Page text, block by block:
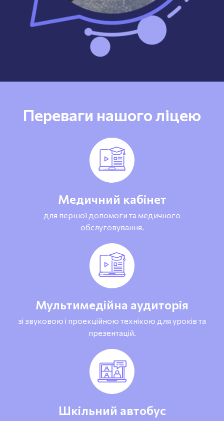
Переваги нашого ліцею
Медичний кабінет
для першої допомоги та медичного
обслуговування.
Мультимедійна аудиторія
зі звуковою і проекційною технікою для уроків та
презентацій.
Шкільний автобус